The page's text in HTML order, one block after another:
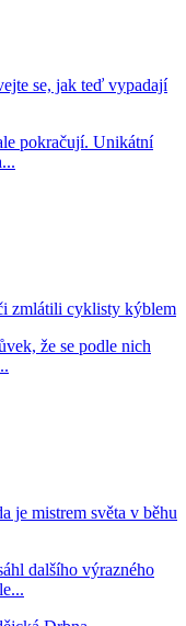
se, jak teď vypadají
pokračují. Unikátní
zmlátili cyklisty kýblem
že se podle nich
je mistrem světa v běhu
dalšího výrazného